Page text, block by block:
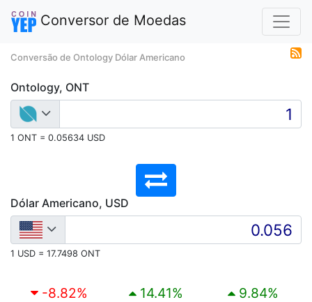
Conversor de Moedas
Conversão de Ontology Dólar Americano
Ontology, ONT
1 ONT = 0.05634 USD
Dólar Americano, USD
1 USD = 17.7498 ONT
-8.82% 14.41% 9.84%